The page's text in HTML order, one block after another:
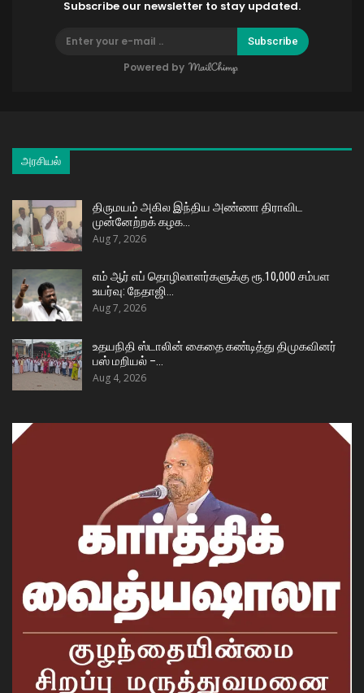
Subscribe our newsletter to stay updated.
Subscribe
Powered by
அரசியல்
திருமயம் அகில இந்திய அண்ணா திராவிட
முன்னேற்றக் கழக…
Aug 7, 2026
எம் ஆர் எப் தொழிலாளர்களுக்கு ரூ.10,000 சம்பள
உயர்வு: நேதாஜி…
Aug 7, 2026
உதயநிதி ஸ்டாலின் கைதை கண்டித்து திமுகவினர்
பஸ் மறியல் –…
Aug 4, 2026